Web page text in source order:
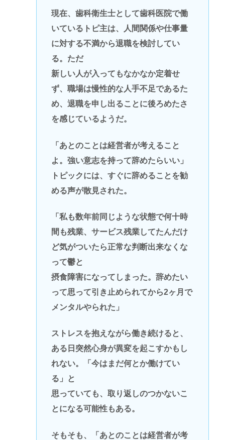
現在、歯科衛生士として歯科医院で働
いているトピ主は、人間関係や仕事量
に対する不満から退職を検討してい
る。ただ
新しい人が入ってもなかなか定着せ
ず、職場は慢性的な人手不足であるた
め、退職を申し出ることに後ろめたさ
を感じているようだ。
「あとのことは経営者が考えること
よ。強い意志を持って辞めたらいい」
トピックには、すぐに辞めることを勧
める声が散見された。
「私も数年前同じような状態で何十時
間も残業、サービス残業してたんだけ
ど気がついたら正常な判断出来なくな
って鬱と
摂食障害になってしまった。辞めたい
って思って引き止められてから2ヶ月で
メンタルやられた」
ストレスを抱えながら働き続けると、
ある日突然心身が異変を起こすかもし
れない。「今はまだ何とか働けてい
る」と
思っていても、取り返しのつかないこ
とになる可能性もある。
そもそも、「あとのことは経営者が考